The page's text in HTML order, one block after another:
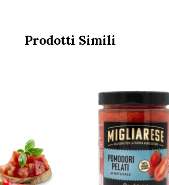
Prodotti Simili